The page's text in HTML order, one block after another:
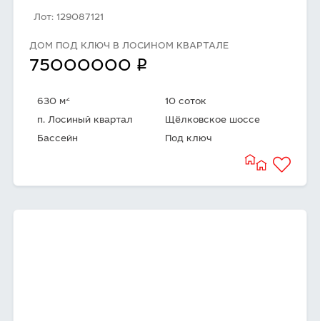
Лот: 129087121
ДОМ ПОД КЛЮЧ В ЛОСИНОМ КВАРТАЛЕ
75000000 q
630 м2
10 соток
п. Лосиный квартал
Щёлковское шоссе
Бассейн
Под ключ